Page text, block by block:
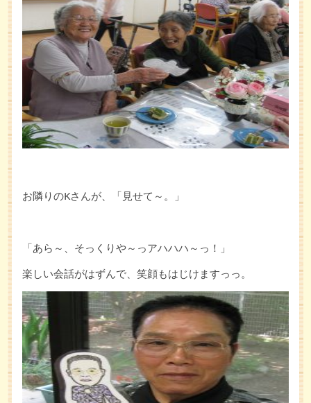
お隣りのKさんが、「見せて～。」
「あら～、そっくりや～っアハハハ～っ！」
楽しい会話がはずんで、笑顔もはじけますっっ。